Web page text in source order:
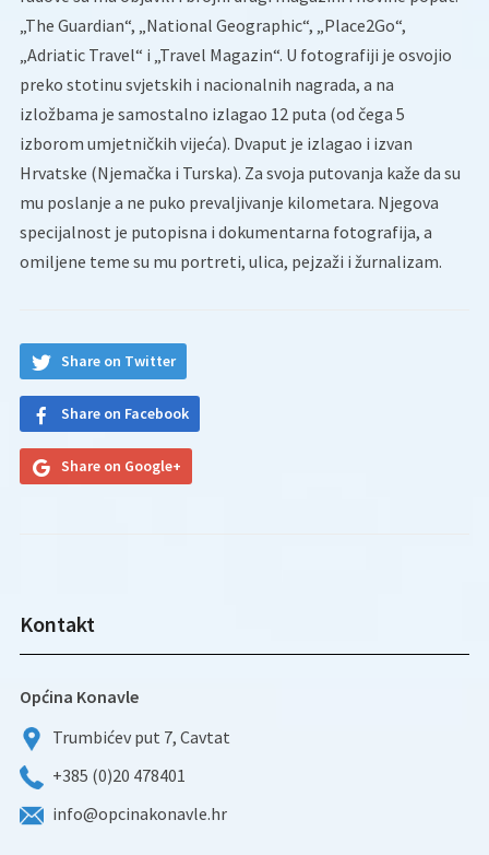
„The Guardian“, „National Geographic“, „Place2Go“,
„Adriatic Travel“ i „Travel Magazin“. U fotografiji je osvojio
preko stotinu svjetskih i nacionalnih nagrada, a na
izložbama je samostalno izlagao 12 puta (od čega 5
izborom umjetničkih vijeća). Dvaput je izlagao i izvan
Hrvatske (Njemačka i Turska). Za svoja putovanja kaže da su
mu poslanje a ne puko prevaljivanje kilometara. Njegova
specijalnost je putopisna i dokumentarna fotografija, a
omiljene teme su mu portreti, ulica, pejzaži i žurnalizam.
Share on Twitter
Share on Facebook
Share on Google+
Kontakt
Općina Konavle
Trumbićev put 7, Cavtat
+385 (0)20 478401
info@opcinakonavle.hr